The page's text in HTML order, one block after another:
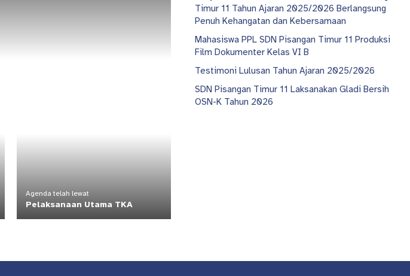
Agenda telah lewat
Pelaksanaan Utama TKA
Timur 11 Tahun Ajaran 2025/2026 Berlangsung
Penuh Kehangatan dan Kebersamaan
Mahasiswa PPL SDN Pisangan Timur 11 Produksi
Film Dokumenter Kelas VI B
Testimoni Lulusan Tahun Ajaran 2025/2026
SDN Pisangan Timur 11 Laksanakan Gladi Bersih
OSN-K Tahun 2026